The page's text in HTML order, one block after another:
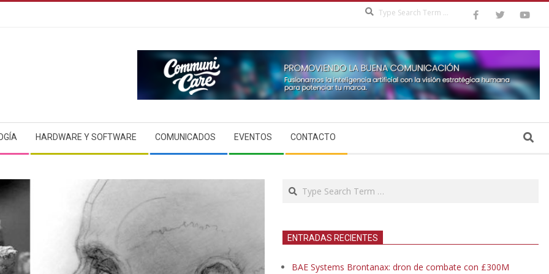
HARDWARE Y SOFTWARE COMUNICADOS EVENTOS CONTACTO Search
Search
ENTRADAS RECIENTES
BAE Systems Brontanax: dron de combate con £300M